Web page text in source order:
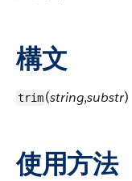
構文
trim(string,substr)
使用方法